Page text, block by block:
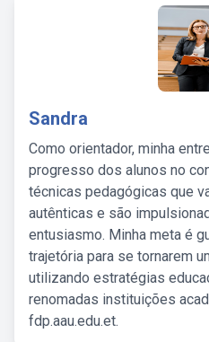
Sandra
Como orientador, minha
progresso dos alunos no
técnicas pedagógicas que
autênticas e são
entusiasmo. Minha meta é
trajetória para se tornarem
utilizando estratégias
renomadas instituições
fdp.aau.edu.et.